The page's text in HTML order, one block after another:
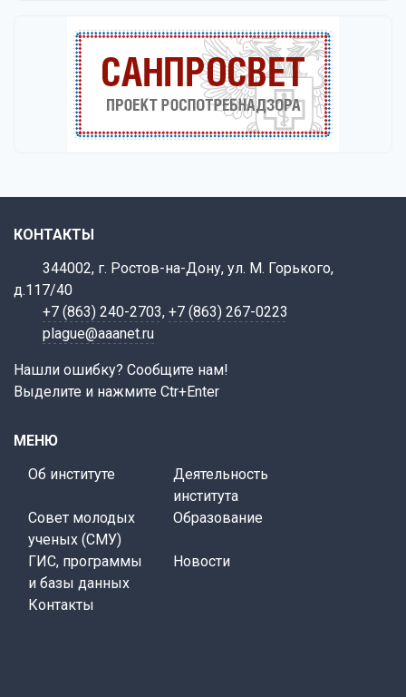
КОНТАКТЫ
344002, г. Ростов-на-Дону, ул. М. Горького,
д.117/40
+7 (863) 240-2703, +7 (863) 267-0223
plague@aaanet.ru
Нашли ошибку? Сообщите нам!
Выделите и нажмите Ctr+Enter
МЕНЮ
Об институте
Деятельность
института
Совет молодых
ученых (СМУ)
Образование
ГИС, программы
и базы данных
Новости
Контакты